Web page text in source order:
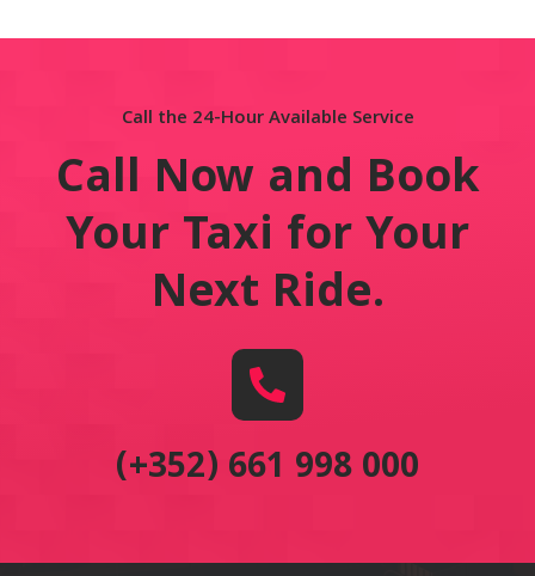
Call the 24-Hour Available Service
Call Now and Book
Your Taxi for Your
Next Ride.
(+352) 661 998 000